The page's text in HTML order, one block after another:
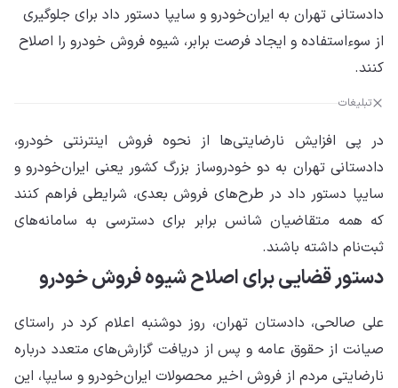
دادستانی تهران به ایران‌خودرو و سایپا دستور داد برای جلوگیری
از سوءاستفاده و ایجاد فرصت برابر، شیوه فروش خودرو را اصلاح
کنند.
تبلیغات
در پی افزایش نارضایتی‌ها از نحوه فروش اینترنتی خودرو،
دادستانی تهران به دو خودروساز بزرگ کشور یعنی ایران‌خودرو و
سایپا دستور داد در طرح‌های فروش بعدی، شرایطی فراهم کنند
که همه متقاضیان شانس برابر برای دسترسی به سامانه‌های
ثبت‌نام داشته باشند.
دستور قضایی برای اصلاح شیوه فروش خودرو
علی صالحی، دادستان تهران، روز دوشنبه اعلام کرد در راستای
صیانت از حقوق عامه و پس از دریافت گزارش‌های متعدد درباره
نارضایتی مردم از فروش اخیر محصولات ایران‌خودرو و سایپا، این